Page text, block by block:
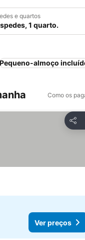
e quartos
1 quarto.
Pequeno-almoço
Como os
Ver preços